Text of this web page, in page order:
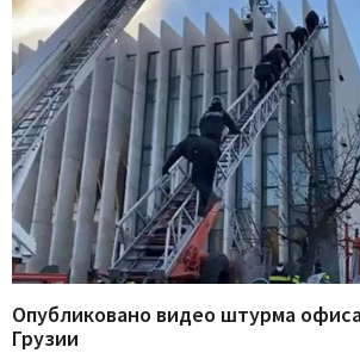
Опубликовано видео штурма
Грузии